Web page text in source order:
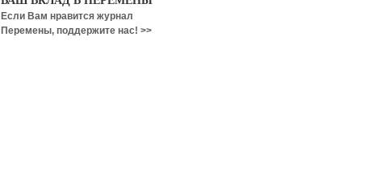
Если Вам нравится журнал
Перемены, поддержите нас! >>